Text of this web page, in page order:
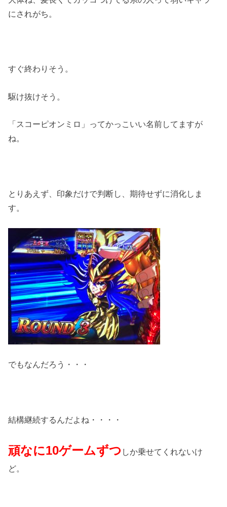
にされがち。
すぐ終わりそう。
駆け抜けそう。
「スコーピオンミロ」ってかっこいい名前してますが
ね。
とりあえず、印象だけで判断し、期待せずに消化しま
す。
でもなんだろう・・・
結構継続するんだよね・・・・
頑なに10ゲームずつ しか乗せてくれないけ
ど。